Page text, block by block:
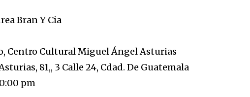
Bran Y Cia
Centro Cultural Miguel Ángel Asturias
81,, 3 Calle 24, Cdad. De Guatemala
pm